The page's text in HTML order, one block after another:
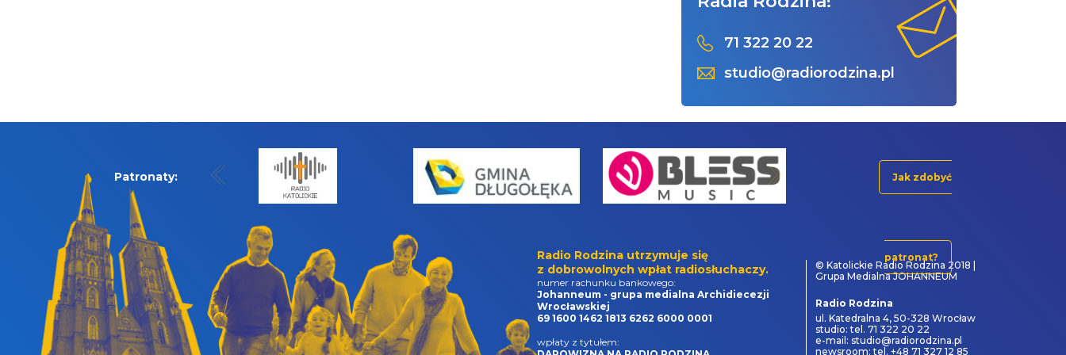
71 322 20 22
studio@radiorodzina.pl
Patronaty: Jak zdobyć
patronat?
Radio Rodzina utrzymuje się
z dobrowolnych wpłat radiosłuchaczy.
numer rachunku bankowego:
Johanneum - grupa medialna Archidiecezji
Wrocławskiej
69 1600 1462 1813 6262 6000 0001
wpłaty z tytułem:
© Katolickie Radio Rodzina 2018 |
Grupa Medialna JOHANNEUM
Radio Rodzina
ul. Katedralna 4, 50-328 Wrocław
studio: tel. 71 322 20 22
e-mail: studio@radiorodzina.pl
newsroom: tel. +48 71 327 12 85